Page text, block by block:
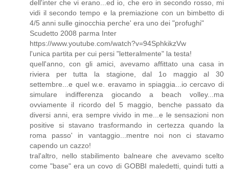
dell'inter che vi erano...ed io, che ero in secondo rosso, mi
vidi il secondo tempo e la premiazione con un bimbetto di
4/5 anni sulle ginocchia perche' era uno dei "profughi"
Scudetto 2008 parma Inter
https://www.youtube.com/watch?v=94SphkikzVw
l'unica partita per cui persi "letteralmente" la testa!
quell'anno, con gli amici, avevamo affittato una casa in
riviera per tutta la stagione, dal 1o maggio al 30
settembre...e quel w.e. eravamo in spiaggia...io cercavo di
simulare indifferenza giocando a beach volley...ma
ovviamente il ricordo del 5 maggio, benche passato da
diversi anni, era sempre vivido in me...e le sensazioni non
positive si stavano trasformando in certezza quando la
roma passo' in vantaggio...mentre noi non ci stavamo
capendo un cazzo!
tral'altro, nello stabilimento balneare che avevamo scelto
come "base" era un covo di GOBBI maledetti, quindi tutti a